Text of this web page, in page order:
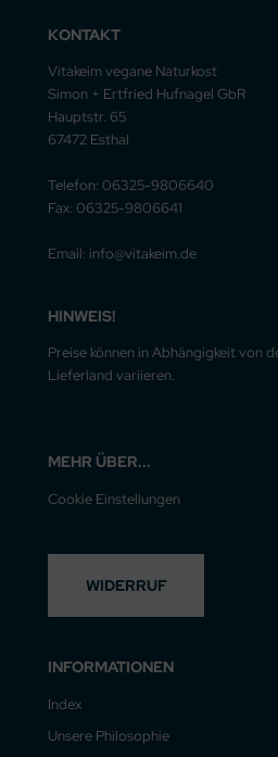
KONTAKT
Vitakeim vegane Naturkost
Simon + Ertfried Hufnagel GbR
Hauptstr. 65
67472 Esthal
Telefon: 06325-9806640
Fax: 06325-9806641
Email: info@vitakeim.de
HINWEIS!
Preise können in Abhängigkeit von
Lieferland variieren.
MEHR ÜBER...
Cookie Einstellungen
WIDERRUF
INFORMATIONEN
Index
Unsere Philosophie